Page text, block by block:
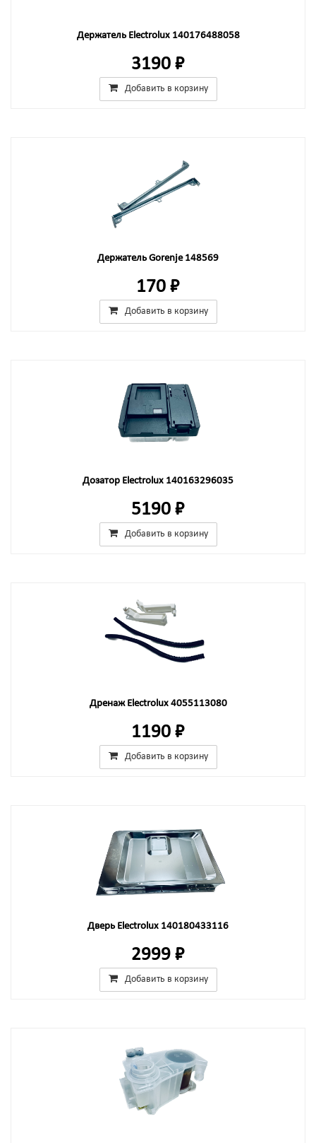
Держатель Electrolux 140176488058
3190 ₽
Добавить в корзину
Держатель Gorenje 148569
170 ₽
Добавить в корзину
Дозатор Electrolux 140163296035
5190 ₽
Добавить в корзину
Дренаж Electrolux 4055113080
1190 ₽
Добавить в корзину
Дверь Electrolux 140180433116
2999 ₽
Добавить в корзину